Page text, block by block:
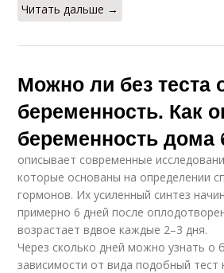
Читать дальше →
Можно ли без теста
беременность. Как
беременность дома
описывает современные
которые основаны на определении
гормонов. Их усиленный синтез
примерно 6 дней после
возрастает вдвое каждые 2–3 дня.
Через сколько дней можно узнать о
зависимости от вида подобный тест